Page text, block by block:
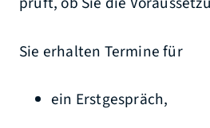
Sie erhalten Termine für
ein Erstgespräch,